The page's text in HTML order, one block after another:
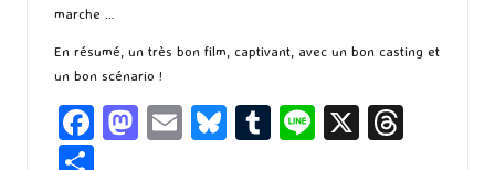
marche …
En résumé, un très bon film, captivant, avec un bon casting et
un bon scénario !
Fa M E
Bl T
Li X